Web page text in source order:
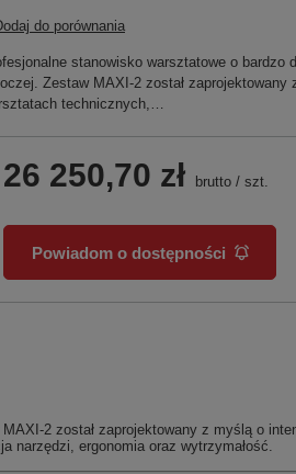
do porównania
stanowisko warsztatowe o bardzo
Zestaw MAXI-2 został
technicznych,…
26 250,70 zł brutto / szt.
Powiadom o dostępności
2 został zaprojektowany z myślą o
narzędzi, ergonomia oraz wytrzymałość.